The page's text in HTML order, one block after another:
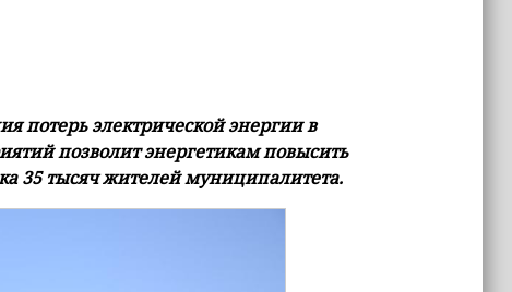
потерь электрической энергии в
позволит энергетикам повысить
35 тысяч жителей муниципалитета.